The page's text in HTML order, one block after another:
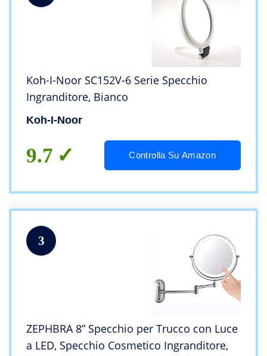
Koh-I-Noor SC152V-6 Serie Specchio
Ingranditore, Bianco
Koh-I-Noor
9.7 Controlla Su Amazon
3
ZEPHBRA 8” Specchio per Trucco con Luce
a LED, Specchio Cosmetico Ingranditore,